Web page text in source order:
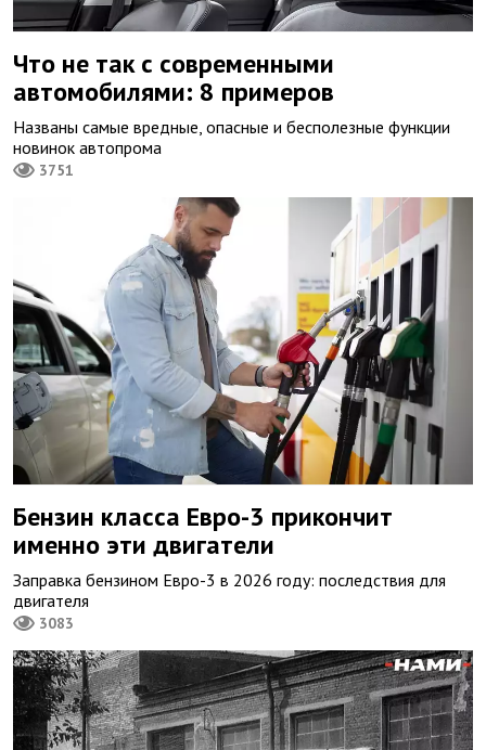
Что не так с современными
автомобилями: 8 примеров
Названы самые вредные, опасные и бесполезные функции
новинок автопрома
3751
Бензин класса Евро-3 прикончит
именно эти двигатели
Заправка бензином Евро-3 в 2026 году: последствия для
двигателя
3083